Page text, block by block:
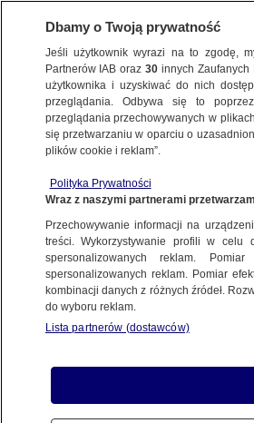
BIZNES
ZE ŚWIATA
28.03.2022, 16:36
Udostępnij
Holenderski browar Heineken
z powodu inwazji na Ukrainę
wycofuje się z Rosji i
całego biznesu w Rosji
duński koncern browarniczy
Dbamy o Twoją prywatność
Jeśli użytkownik wyrazi na to zgodę,
Partnerów IAB oraz30 innych
użytkownika i uzyskiwać do nich
przeglądania. Odbywa się to
przeglądania przechowywanych w
się przetwarzaniu w oparciu o
plików cookie i reklam”.
Polityka Prywatności
Wraz z naszymi partnerami
Przechowywanie informacji na
treści. Wykorzystywanie profili w celu
spersonalizowanych reklam.
spersonalizowanych reklam. Pomiar
kombinacji danych z różnych źródeł.
do wyboru reklam.
Lista partnerów (dostawców)